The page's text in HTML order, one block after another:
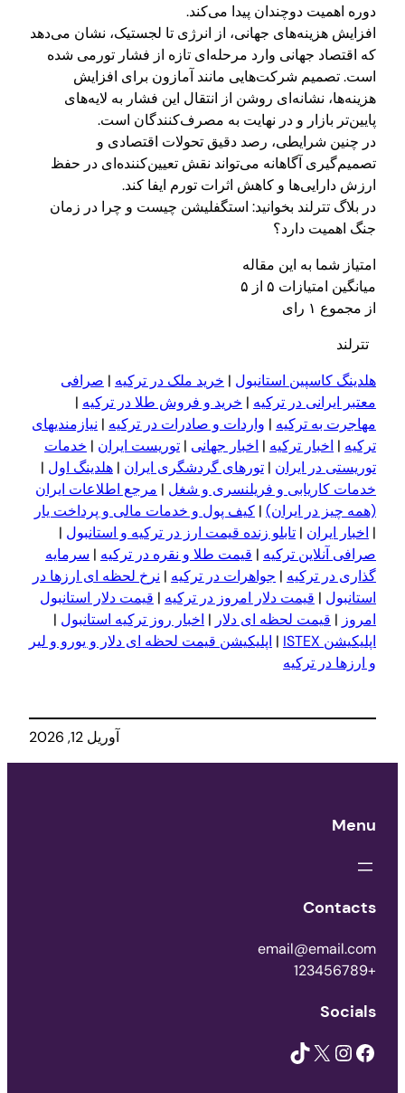
دوره اهمیت دوچندان پیدا می‌کند.
افزایش هزینه‌های جهانی، از انرژی تا لجستیک، نشان می‌دهد
که اقتصاد جهانی وارد مرحله‌ای تازه از فشار تورمی شده
است. تصمیم شرکت‌هایی مانند آمازون برای افزایش
هزینه‌ها، نشانه‌ای روشن از انتقال این فشار به لایه‌های
پایین‌تر بازار و در نهایت به مصرف‌کنندگان است.
در چنین شرایطی، رصد دقیق تحولات اقتصادی و
تصمیم‌گیری آگاهانه می‌تواند نقش تعیین‌کننده‌ای در حفظ
ارزش دارایی‌ها و کاهش اثرات تورم ایفا کند.
در بلاگ تترلند بخوانید: استگفلیشن چیست و چرا در زمان
جنگ اهمیت دارد؟
امتیاز شما به این مقاله
میانگین امتیازات ۵ از ۵
از مجموع ۱ رای
تترلند
هلدینگ کاسپین استانبول | خرید ملک در ترکیه | صرافی
معتبر ایرانی در ترکیه | خرید و فروش طلا در ترکیه |
مهاجرت به ترکیه | واردات و صادرات در ترکیه | نیازمندیهای
ترکیه | اخبار ترکیه | اخبار جهانی | توریست ایران | خدمات
توریستی در ایران | تورهای گردشگری ایران | هلدینگ اول |
خدمات کاریابی و فریلنسری و شغل | مرجع اطلاعات ایران
(همه چیز در ایران) | کیف پول و خدمات مالی و پرداخت یار
| اخبار ایران | تابلو زنده قیمت ارز در ترکیه و استانبول |
صرافی آنلاین ترکیه | قیمت طلا و نقره در ترکیه | سرمایه
گذاری در ترکیه | جواهرات در ترکیه | نرخ لحظه ای ارزها در
استانبول | قیمت دلار امروز در ترکیه | قیمت دلار استانبول
امروز | قیمت لحظه ای دلار | اخبار روز ترکیه استانبول |
اپلیکیشن ISTEX
| اپلیکیشن قیمت لحظه ای دلار و یورو و لیر
و ارزها در ترکیه
آوریل 12, 2026
Menu
Contacts
email@email.com
+123456789
Socials
Facebook
Instagram
X
TikTok